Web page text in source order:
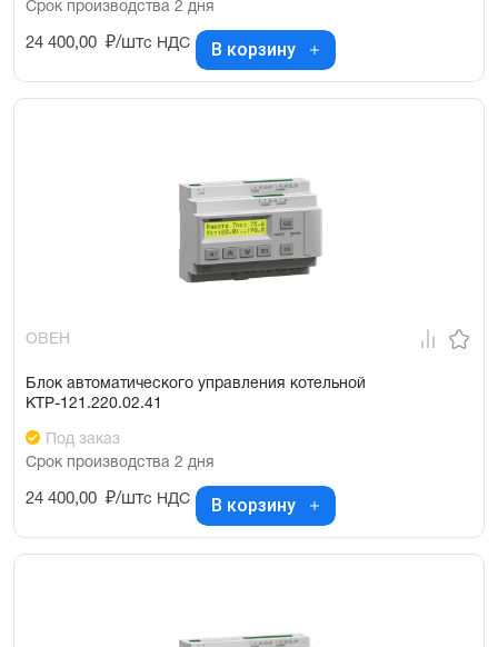
Срок производства 2 дня
24 400,00 ₽/штс НДС В корзину
ОВЕН
Блок автоматического управления котельной
КТР-121.220.02.41
Под заказ
Срок производства 2 дня
24 400,00 ₽/штс НДС В корзину